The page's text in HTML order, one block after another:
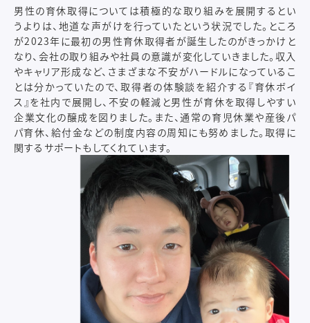
男性の育休取得については積極的な取り組みを展開するとい
うよりは、地道な声がけを行っていたという状況でした。ところ
が2023年に最初の男性育休取得者が誕生したのがきっかけと
なり、会社の取り組みや社員の意識が変化していきました。収入
やキャリア形成など、さまざまな不安がハードルになっているこ
とは分かっていたので、取得者の体験談を紹介する『育休ボイ
ス』を社内で展開し、不安の軽減と男性が育休を取得しやすい
企業文化の醸成を図りました。また、通常の育児休業や産後パ
パ育休、給付金などの制度内容の周知にも努めました。取得に
関するサポートもしてくれています。